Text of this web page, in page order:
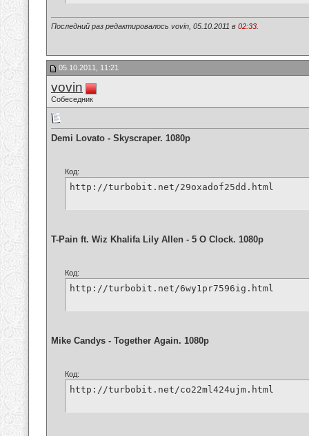
Последний раз редактировалось vovin, 05.10.2011 в 02:33
05.10.2011, 11:21
vovin
Собеседник
Demi Lovato - Skyscraper. 1080p
Код:
http://turbobit.net/29oxadof25dd.html
T-Pain ft. Wiz Khalifa Lily Allen - 5 O Clock. 1080p
Код:
http://turbobit.net/6wy1pr7596ig.html
Mike Candys - Together Again. 1080p
Код:
http://turbobit.net/co22ml424ujm.html